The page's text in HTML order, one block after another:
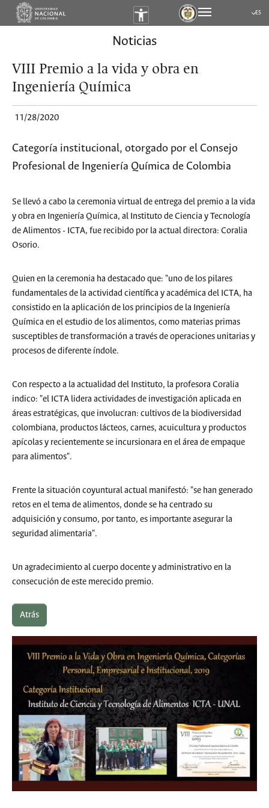
ES
Noticias
VIII Premio a la vida y obra en
Ingeniería Química
11/28/2020
Categoría institucional, otorgado por el Consejo
Profesional de Ingeniería Química de Colombia
Se llevó a cabo la ceremonia virtual de entrega del premio a la vida
y obra en Ingeniería Química, al Instituto de Ciencia y Tecnología
de Alimentos - ICTA, fue recibido por la actual directora: Coralia
Osorio.
Quien en la ceremonia ha destacado que: "uno de los pilares
fundamentales de la actividad científica y académica del ICTA, ha
consistido en la aplicación de los principios de la Ingeniería
Química en el estudio de los alimentos, como materias primas
susceptibles de transformación a través de operaciones unitarias y
procesos de diferente índole.
Con respecto a la actualidad del Instituto, la profesora Coralia
indico: "el ICTA lidera actividades de investigación aplicada en
áreas estratégicas, que involucran: cultivos de la biodiversidad
colombiana, productos lácteos, carnes, acuicultura y productos
apícolas y recientemente se incursionara en el área de empaque
para alimentos".
Frente la situación coyuntural actual manifestó: "se han generado
retos en el tema de alimentos, donde se ha centrado su
adquisición y consumo, por tanto, es importante asegurar la
seguridad alimentaria".
Un agradecimiento al cuerpo docente y administrativo en la
consecución de este merecido premio.
Atrás